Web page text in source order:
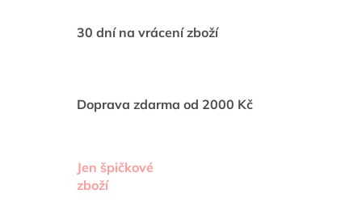
30 dní na vrácení zboží
Doprava zdarma od 2000 Kč
Jen špičkové
zboží